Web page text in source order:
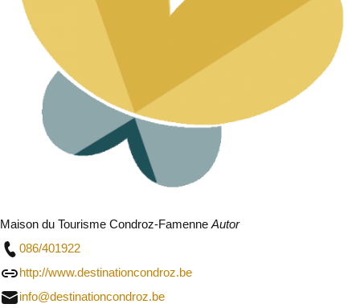
Maison du Tourisme Condroz-FamenneAutor
086/401922
http://www.destinationcondroz.be
info@destinationcondroz.be